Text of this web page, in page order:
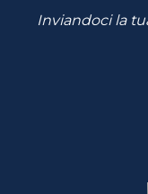
Inviandoci la